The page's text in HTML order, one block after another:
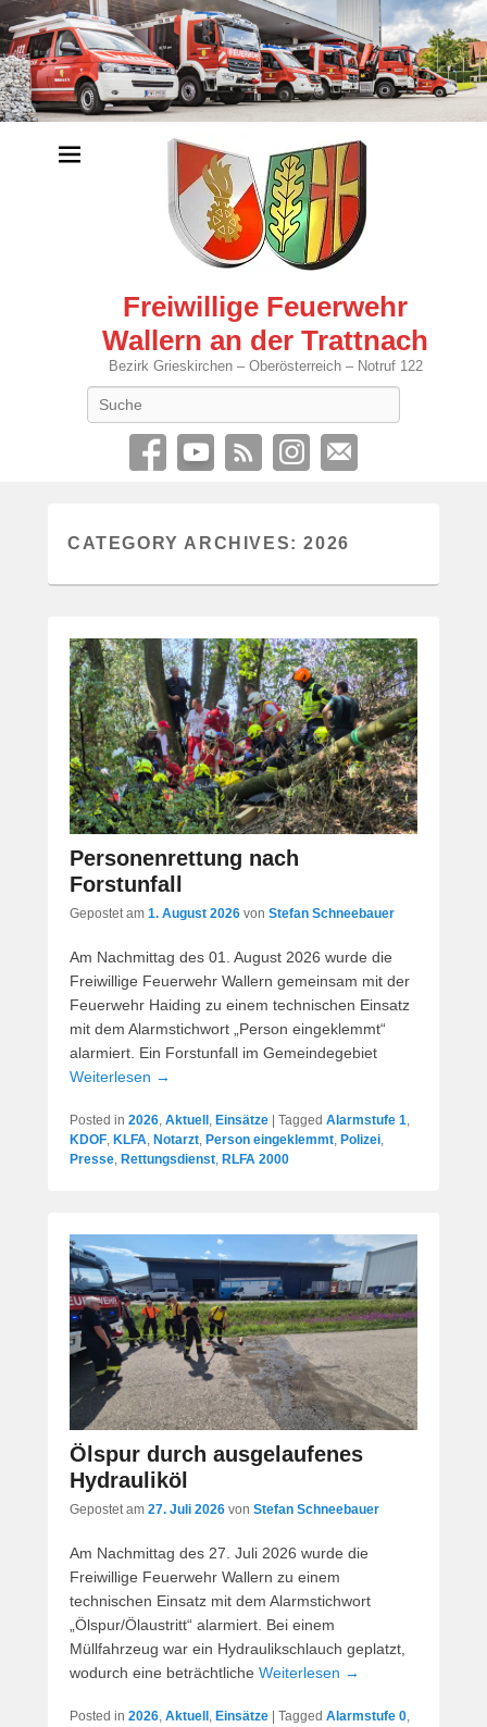
Freiwillige Feuerwehr
Wallern an der Trattnach
Bezirk Grieskirchen – Oberösterreich – Notruf 122
CATEGORY ARCHIVES:2026
Personenrettung nach
Forstunfall
Gepostet am 1. August 2026 von Stefan Schneebauer
Am Nachmittag des 01. August 2026 wurde die
Freiwillige Feuerwehr Wallern gemeinsam mit der
Feuerwehr Haiding zu einem technischen Einsatz
mit dem Alarmstichwort „Person eingeklemmt“
alarmiert. Ein Forstunfall im Gemeindegebiet
Weiterlesen →
Posted in 2026, Aktuell , Einsätze Tagged Alarmstufe 1,
KDOF, KLFA, Notarzt, Person eingeklemmt, Polizei,
Presse, Rettungsdienst, RLFA 2000
Ölspur durch ausgelaufenes
Hydrauliköl
Gepostet am 27. Juli 2026 von Stefan Schneebauer
Am Nachmittag des 27. Juli 2026 wurde die
Freiwillige Feuerwehr Wallern zu einem
technischen Einsatz mit dem Alarmstichwort
„Ölspur/Ölaustritt“ alarmiert. Bei einem
Müllfahrzeug war ein Hydraulikschlauch geplatzt,
wodurch eine beträchtliche Weiterlesen →
Posted in 2026, Aktuell , Einsätze Tagged Alarmstufe 0,